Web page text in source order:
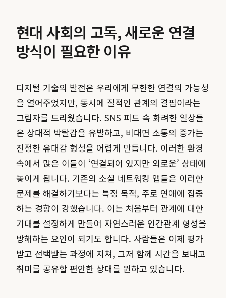
현대 사회의 고독, 새로운 연결
방식이 필요한 이유
디지털 기술의 발전은 우리에게 무한한 연결의 가능성
을 열어주었지만, 동시에 질적인 관계의 결핍이라는
그림자를 드리웠습니다. SNS 피드 속 화려한 일상들
은 상대적 박탈감을 유발하고, 비대면 소통의 증가는
진정한 유대감 형성을 어렵게 만듭니다. 이러한 환경
속에서 많은 이들이 ‘연결되어 있지만 외로운’ 상태에
놓이게 됩니다. 기존의 소셜 네트워킹 앱들은 이러한
문제를 해결하기보다는 특정 목적, 주로 연애에 집중
하는 경향이 강했습니다. 이는 처음부터 관계에 대한
기대를 설정하게 만들어 자연스러운 인간관계 형성을
방해하는 요인이 되기도 합니다. 사람들은 이제 평가
받고 선택받는 과정에 지쳐, 그저 함께 시간을 보내고
취미를 공유할 편안한 상대를 원하고 있습니다.